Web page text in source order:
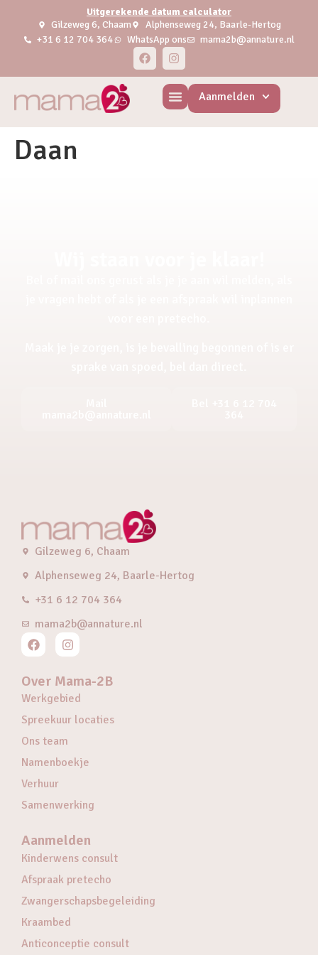
Uitgerekende datum calculator
Gilzeweg 6, Chaam
Alphenseweg 24, Baarle-Hertog
+31 6 12 704 364
WhatsApp ons mama2b@annature.nl
Aanmelden
Daan
Gilzeweg 6, Chaam
Alphenseweg 24, Baarle-Hertog
+31 6 12 704 364
mama2b@annature.nl
Over Mama-2B
Werkgebied
Spreekuur locaties
Ons team
Namenboekje
Verhuur
Samenwerking
Aanmelden
Kinderwens consult
Afspraak pretecho
Zwangerschapsbegeleiding
Kraambed
Anticonceptie consult